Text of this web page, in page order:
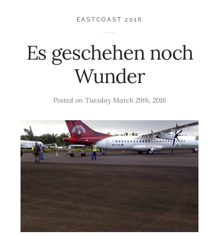
EASTCOAST 2016
Es geschehen noch
Wunder
Posted on Tuesday March 29th, 2016